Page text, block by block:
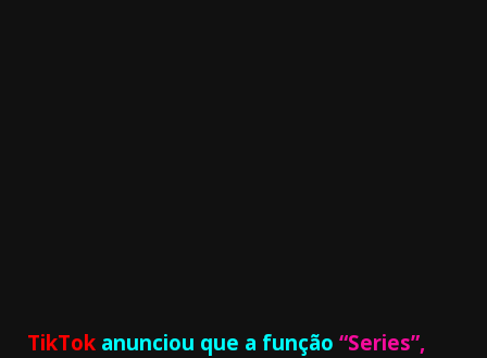
TikTok anunciou que a função “Series”,